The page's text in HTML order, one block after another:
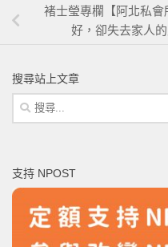
褚士瑩專欄【阿北私
好，卻失去家人
搜尋站上文章
搜
尋
字:
支持 NPOST